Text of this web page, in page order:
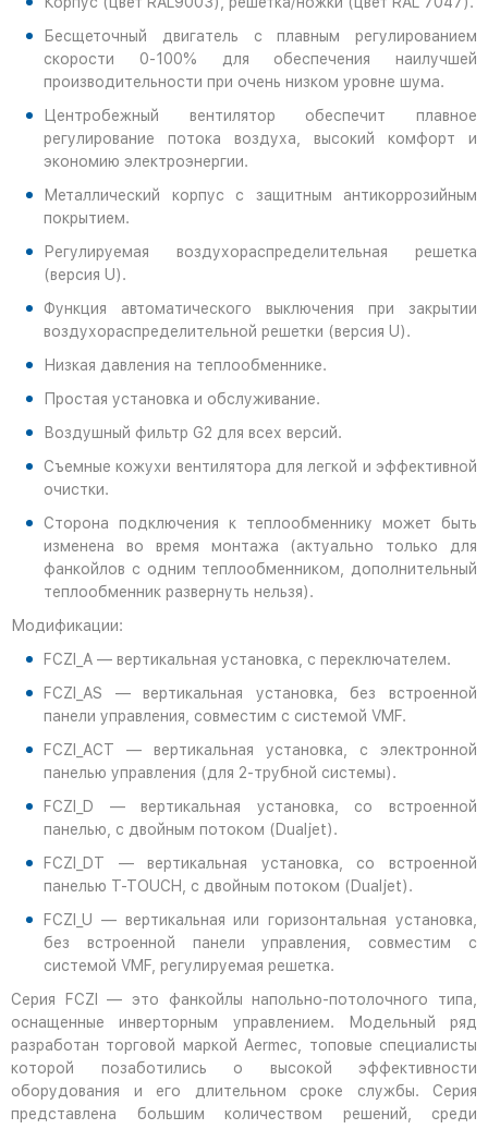
Бесщеточный двигатель с плавным регулированием
скорости 0-100% для обеспечения наилучшей
производительности при очень низком уровне шума.
Центробежный вентилятор обеспечит плавное
регулирование потока воздуха, высокий комфорт и
экономию электроэнергии.
Металлический корпус с защитным антикоррозийным
покрытием.
Регулируемая воздухораспределительная решетка
(версия U).
Функция автоматического выключения при закрытии
воздухораспределительной решетки (версия U).
Низкая давления на теплообменнике.
Простая установка и обслуживание.
Воздушный фильтр G2 для всех версий.
Съемные кожухи вентилятора для легкой и эффективной
очистки.
Сторона подключения к теплообменнику может быть
изменена во время монтажа (актуально только для
фанкойлов с одним теплообменником, дополнительный
теплообменник развернуть нельзя).
Модификации:
FCZI_A — вертикальная установка, с переключателем.
FCZI_AS — вертикальная установка, без встроенной
панели управления, совместим с системой VMF.
FCZI_ACT — вертикальная установка, с электронной
панелью управления (для 2-трубной системы).
FCZI_D — вертикальная установка, со встроенной
панелью, с двойным потоком (Dualjet).
FCZI_DT — вертикальная установка, со встроенной
панелью T-TOUCH, с двойным потоком (Dualjet).
FCZI_U — вертикальная или горизонтальная установка,
без встроенной панели управления, совместим с
системой VMF, регулируемая решетка.
Серия FCZI — это фанкойлы напольно-потолочного типа,
оснащенные инверторным управлением. Модельный ряд
разработан торговой маркой Aermec, топовые специалисты
которой позаботились о высокой эффективности
оборудования и его длительном сроке службы. Серия
представлена большим количеством решений, среди